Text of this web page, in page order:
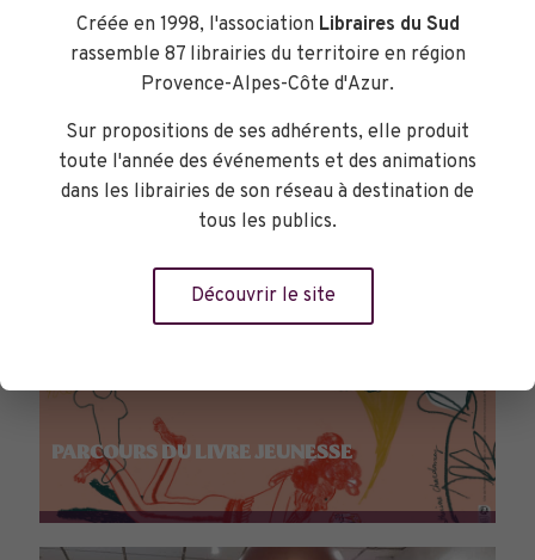
PARCOURS DU LIVRE JEUNESSE
Créée en 1998, l'association Libraires du Sud
rassemble 87 librairies du territoire en région
Provence-Alpes-Côte d'Azur.
Sur propositions de ses adhérents, elle produit
toute l'année des événements et des animations
dans les librairies de son réseau à destination de
tous les publics.
Découvrir le site